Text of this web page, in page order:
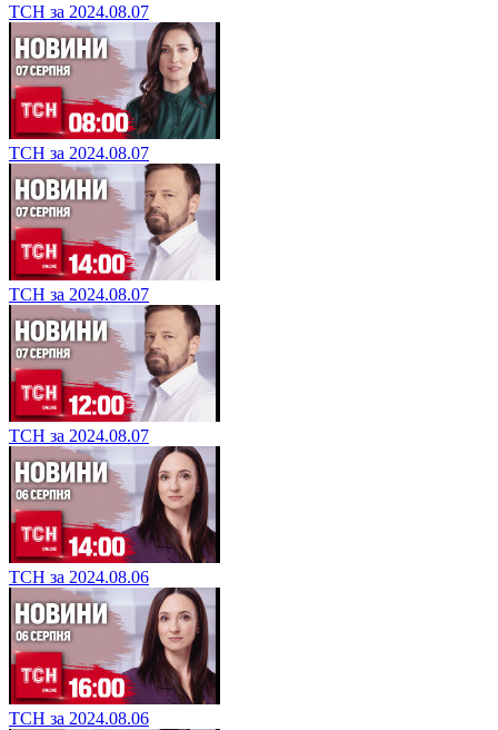
ТСН за 2024.08.07
ТСН за 2024.08.07
ТСН за 2024.08.07
ТСН за 2024.08.07
ТСН за 2024.08.06
ТСН за 2024.08.06